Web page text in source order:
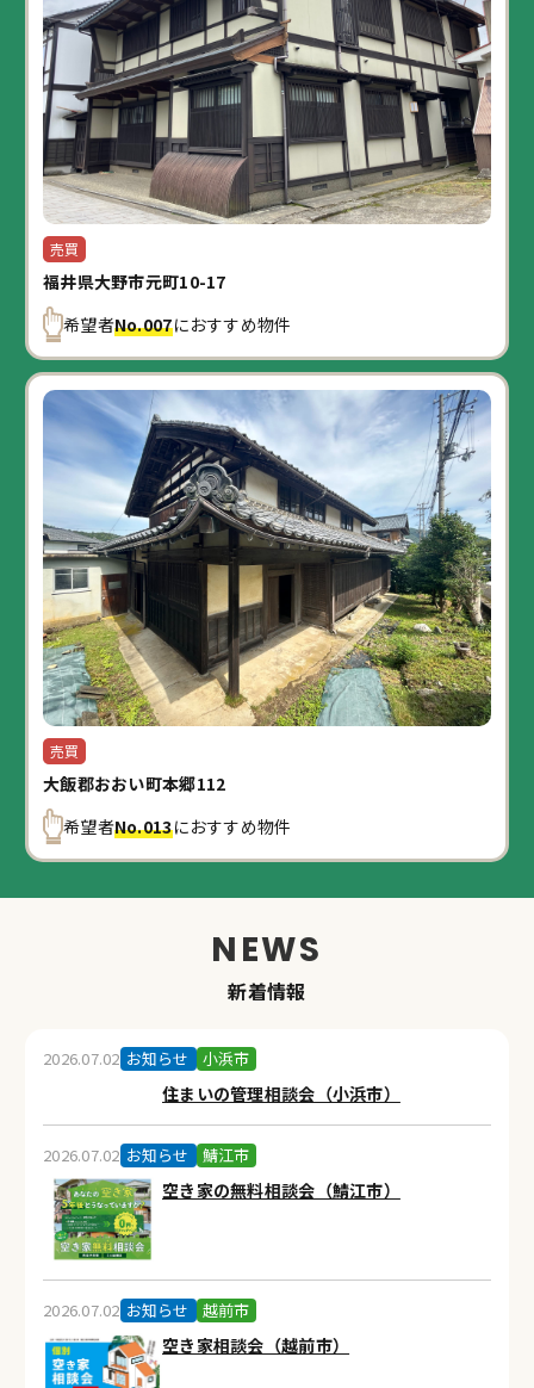
売買
福井県大野市元町10-17
希望者No.007におすすめ物件
売買
大飯郡おおい町本郷112
希望者No.013におすすめ物件
新着情報
2026.07.02 お知らせ 小浜市
住まいの管理相談会（小浜市）
2026.07.02 お知らせ 鯖江市
空き家の無料相談会（鯖江市）
2026.07.02 お知らせ 越前市
空き家相談会（越前市）